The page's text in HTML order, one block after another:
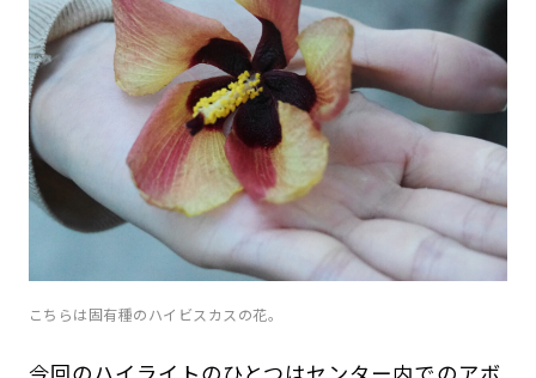
こちらは固有種のハイビスカスの花。